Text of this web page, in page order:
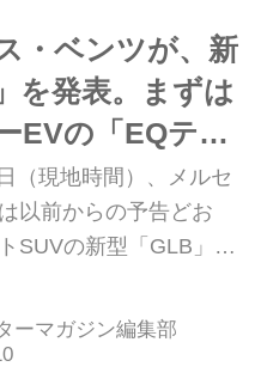
・ベンツが、新
を発表。まずは
EVの「EQテク
から販売開始
（現地時間）、メルセ
以前からの予告どお
SUVの新型「GLB」を
ではGLBとバッテリー
し、まずはバッテリ
販売されるようだ。
ーマガジン編集部